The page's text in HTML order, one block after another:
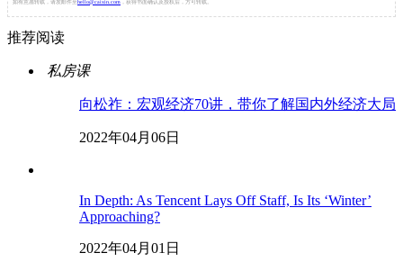
如有意愿转载，请发邮件至 hello@caixin.com ，获得书面确认及授权后，方可转载。
推荐阅读
私房课
向松祚：宏观经济70讲，带你了解国内外经济大局
2022年04月06日
In Depth: As Tencent Lays Off Staff, Is Its ‘Winter’
Approaching?
2022年04月01日